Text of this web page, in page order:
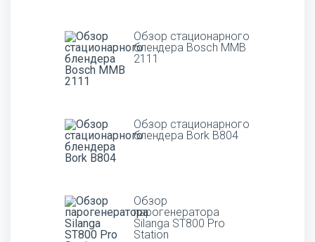
Обзор стационарного
блендера Bosch MMB
2111
Обзор стационарного
блендера Bork B804
Обзор
парогенератора
Silanga ST800 Pro
Station